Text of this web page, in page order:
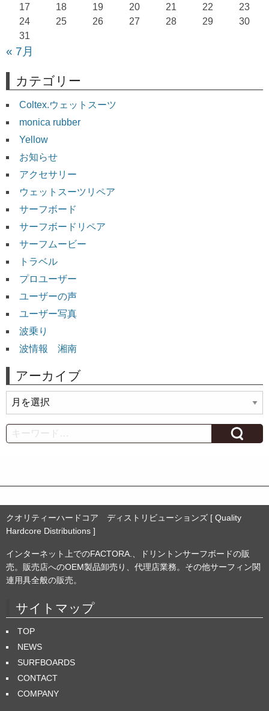
17
18 19 20 21 22
23
24
25 26 27 28 29
30
31
« 7月
カテゴリー
Coltex.ウェットスーツ
monica rubber
Yellow
お知らせ
アクセサリー
ウェットスーツリペア
サーフボード
サーフボードリペア
サーフムービー
トラベル
プロユーザー
ユーザーの声
ユーザー写真
波乗り
波情報 湘南
アーカイブ
ー
カ
イ
Search
クオリティーハードコア ディストリビューションズ [ Quality
Hardcore Distributions ]
インターネット上でのFACTORA.、ドリントンサーフボードの販
売。販売店へのOEM製品卸売り、代理店業務。その他サーフィン関
連用具全般の販売。
サイトマップ
TOP
NEWS
SURFBOARDS
CONTACT
COMPANY